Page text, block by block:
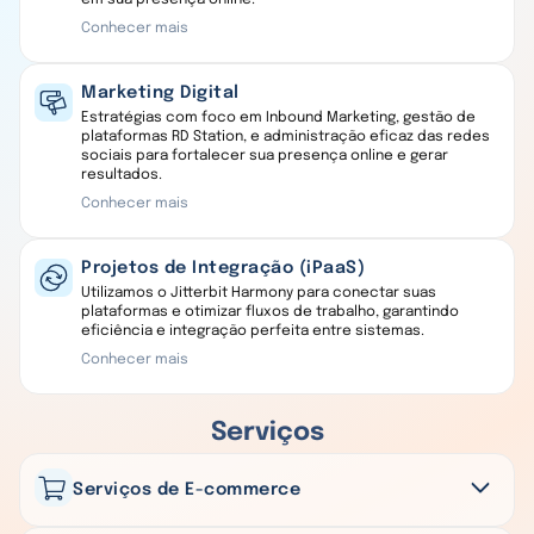
Conhecer mais
Marketing Digital
Estratégias com foco em Inbound Marketing, gestão de
plataformas RD Station, e administração eficaz das redes
sociais para fortalecer sua presença online e gerar
resultados.
Conhecer mais
Projetos de Integração (iPaaS)
Utilizamos o Jitterbit Harmony para conectar suas
plataformas e otimizar fluxos de trabalho, garantindo
eficiência e integração perfeita entre sistemas.
Conhecer mais
Serviços
Serviços de E-commerce